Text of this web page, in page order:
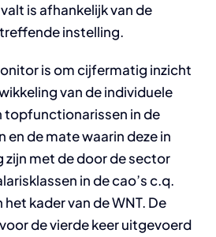
is afhankelijk van de
instelling.
is om cijfermatig inzicht
van de individuele
topfunctionarissen in de
de mate waarin deze in
met de door de sector
in de cao’s c.q.
kader van de WNT. De
de vierde keer uitgevoerd